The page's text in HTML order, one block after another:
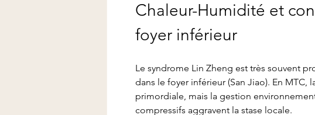
Chaleur-Humidité et
foyer inférieur
Le syndrome Lin Zheng est très souvent
dans le foyer inférieur (San Jiao). En
primordiale, mais la gestion
compressifs aggravent la stase locale.